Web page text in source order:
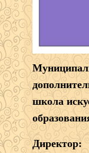
школа
Директор: